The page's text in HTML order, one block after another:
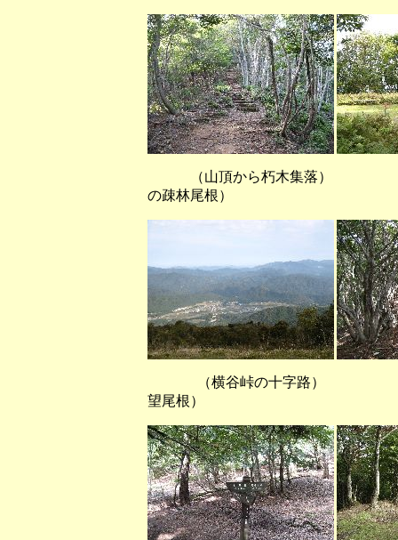
（山頂から朽木集落） （
の疎林尾根）
（横谷峠の十字路） （東に
望尾根）